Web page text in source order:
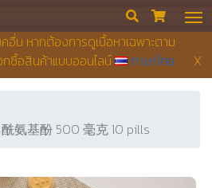
อื่น หากต้องการดูเนื้อหาเฉพาะตาม
ซื้อสินค้าแบบออนไลน์
ภาษาไทย X
 
氨基酚 500 毫克 10 pills